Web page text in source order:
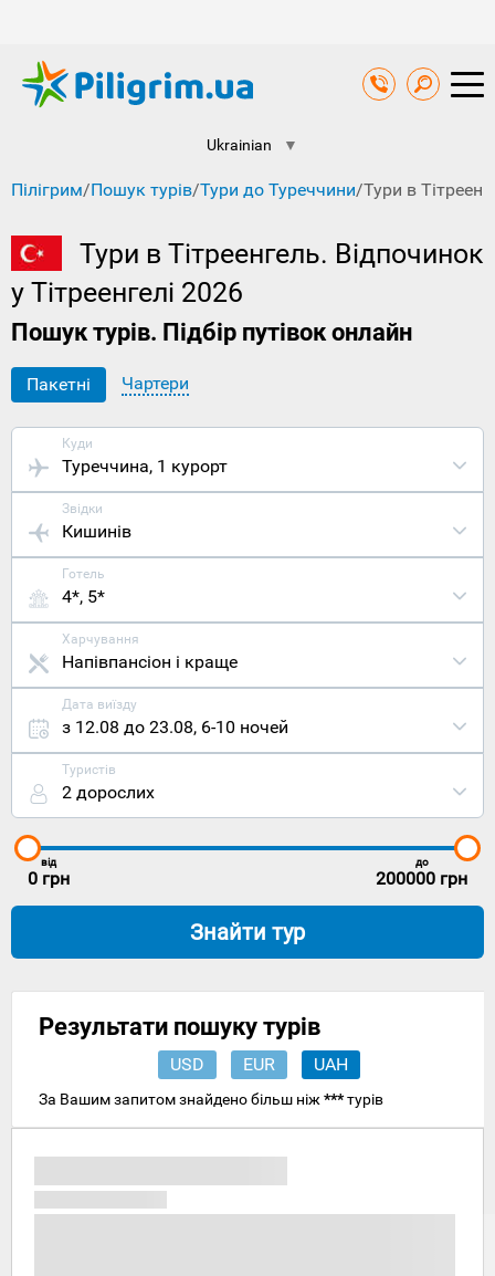
Ukrainian ▼
Пілігрим/Пошук турів/Тури до Туреччини/Тури в
Тури в Тітреенгель. Відпочинок
у Тітреенгелі 2026
Пошук турів. Підбір путівок онлайн
Пакетні Чартери
Куди
Туреччина, 1 курорт
Звідки
Кишинів
Готель
4*, 5*
Харчування
Напівпансіон і краще
Дата виїзду
з 12.08 до 23.08, 6-10 ночей
Туристів
2 дорослих
від
0 грн
до
200000 грн
Знайти тур
Результати пошуку турів
USD EUR UAH
За Вашим запитом знайдено більш ніж ***турів